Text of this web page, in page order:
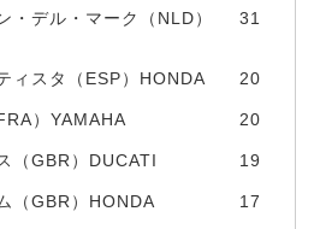
・デル・マーク（NLD）
31
ィスタ（ESP）HONDA 20
）YAMAHA 20
（GBR）DUCATI 19
（GBR）HONDA 17